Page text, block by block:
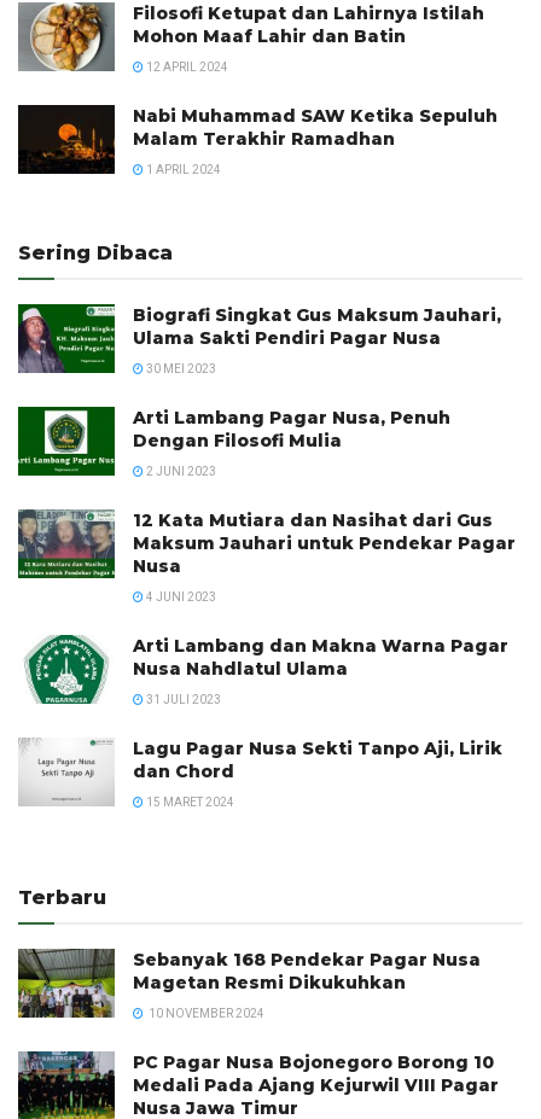
Filosofi Ketupat dan Lahirnya Istilah
Mohon Maaf Lahir dan Batin
12 APRIL 2024
Nabi Muhammad SAW Ketika Sepuluh
Malam Terakhir Ramadhan
1 APRIL 2024
Sering Dibaca
Biografi Singkat Gus Maksum Jauhari,
Ulama Sakti Pendiri Pagar Nusa
30 MEI 2023
Arti Lambang Pagar Nusa, Penuh
Dengan Filosofi Mulia
2 JUNI 2023
12 Kata Mutiara dan Nasihat dari Gus
Maksum Jauhari untuk Pendekar Pagar
Nusa
4 JUNI 2023
Arti Lambang dan Makna Warna Pagar
Nusa Nahdlatul Ulama
31 JULI 2023
Lagu Pagar Nusa Sekti Tanpo Aji, Lirik
dan Chord
15 MARET 2024
Terbaru
Sebanyak 168 Pendekar Pagar Nusa
Magetan Resmi Dikukuhkan
10 NOVEMBER 2024
PC Pagar Nusa Bojonegoro Borong 10
Medali Pada Ajang Kejurwil VIII Pagar
Nusa Jawa Timur